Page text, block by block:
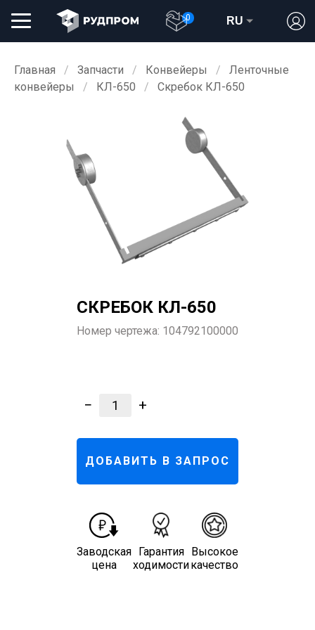
0 RU
Главная Запчасти Конвейеры
Ленточные
конвейеры
КЛ-650 Скребок КЛ-650
СКРЕБОК КЛ-650
Номер чертежа: 104792100000
− 1 +
ДОБАВИТЬ В ЗАПРОС
Заводская
цена
Гарантия
ходимости
Высокое
качество